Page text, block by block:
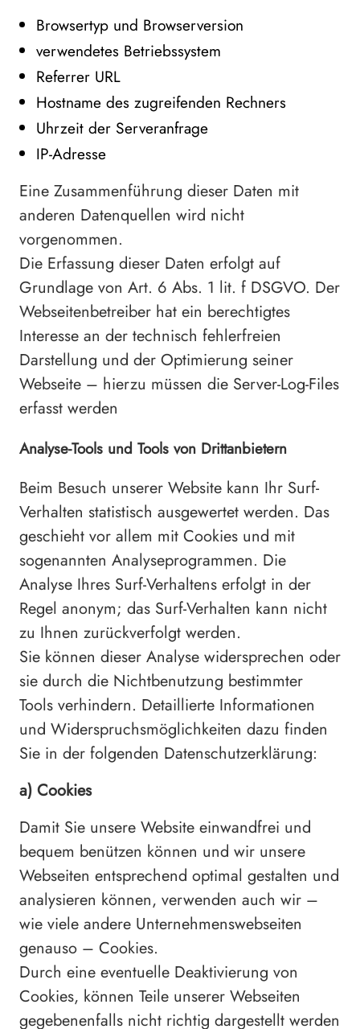
Browsertyp und Browserversion
verwendetes Betriebssystem
Referrer URL
Hostname des zugreifenden Rechners
Uhrzeit der Serveranfrage
IP-Adresse
Eine Zusammenführung dieser Daten mit
anderen Datenquellen wird nicht
vorgenommen.
Die Erfassung dieser Daten erfolgt auf
Grundlage von Art. 6 Abs. 1 lit. f DSGVO. Der
Webseitenbetreiber hat ein berechtigtes
Interesse an der technisch fehlerfreien
Darstellung und der Optimierung seiner
Webseite – hierzu müssen die Server-Log-Files
erfasst werden
Analyse-Tools und Tools von Drittanbietern
Beim Besuch unserer Website kann Ihr Surf-
Verhalten statistisch ausgewertet werden. Das
geschieht vor allem mit Cookies und mit
sogenannten Analyseprogrammen. Die
Analyse Ihres Surf-Verhaltens erfolgt in der
Regel anonym; das Surf-Verhalten kann nicht
zu Ihnen zurückverfolgt werden.
Sie können dieser Analyse widersprechen oder
sie durch die Nichtbenutzung bestimmter
Tools verhindern. Detaillierte Informationen
und Widerspruchsmöglichkeiten dazu finden
Sie in der folgenden Datenschutzerklärung:
a) Cookies
Damit Sie unsere Website einwandfrei und
bequem benützen können und wir unsere
Webseiten entsprechend optimal gestalten und
analysieren können, verwenden auch wir –
wie viele andere Unternehmenswebseiten
genauso – Cookies.
Durch eine eventuelle Deaktivierung von
Cookies, können Teile unserer Webseiten
gegebenenfalls nicht richtig dargestellt werden